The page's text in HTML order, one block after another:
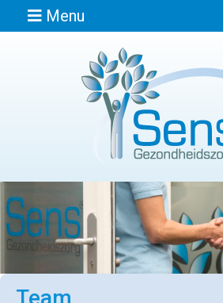
Menu
Afspraak
maken
Locaties
Team